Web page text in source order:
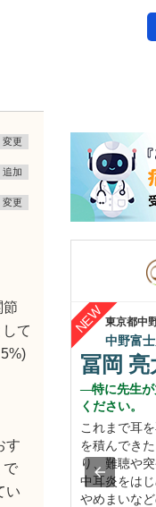
変更
追加
変更
節
て
す
で
い
東京都中
中野富
冨岡 亮
特に先生が
ください。
これまで耳
を積んでき
り、難聴や突
中耳炎をは
やめまいな